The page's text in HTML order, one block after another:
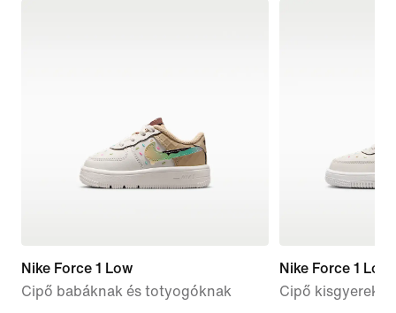
Nike Force 1 Low
Cipő babáknak és totyogóknak
Nike Force 1 Low
Cipő